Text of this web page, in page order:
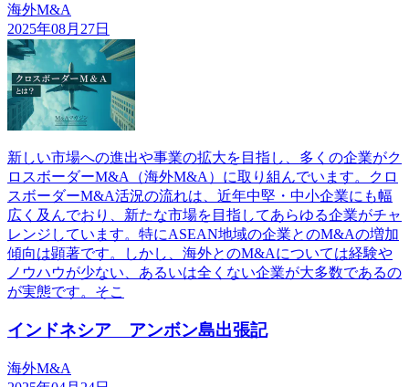
海外M&A
2025年08月27日
新しい市場への進出や事業の拡大を目指し、多くの企業がク
ロスボーダーM&A（海外M&A）に取り組んでいます。クロ
スボーダーM&A活況の流れは、近年中堅・中小企業にも幅
広く及んでおり、新たな市場を目指してあらゆる企業がチャ
レンジしています。特にASEAN地域の企業とのM&Aの増加
傾向は顕著です。しかし、海外とのM&Aについては経験や
ノウハウが少ない、あるいは全くない企業が大多数であるの
が実態です。そこ
インドネシア アンボン島出張記
海外M&A